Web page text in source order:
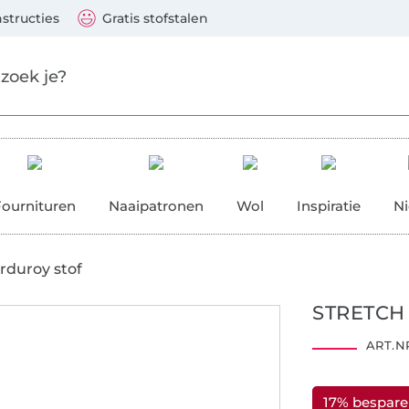
Gratis stofstalen
Naaipatronen Wol Inspiratie
stof
17%
Mastercard, PayPal, iDeal, Vooruitbetaling via